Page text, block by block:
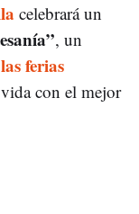
celebrará un
, un
ferias
con el mejor